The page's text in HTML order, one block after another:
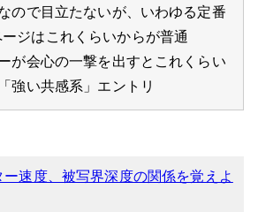
ので目立たないが、いわゆる定番
ジはこれくらいからが普通
が会心の一撃を出すとこれくらい
強い共感系」エントリ
速度、被写界深度の関係を覚えよ